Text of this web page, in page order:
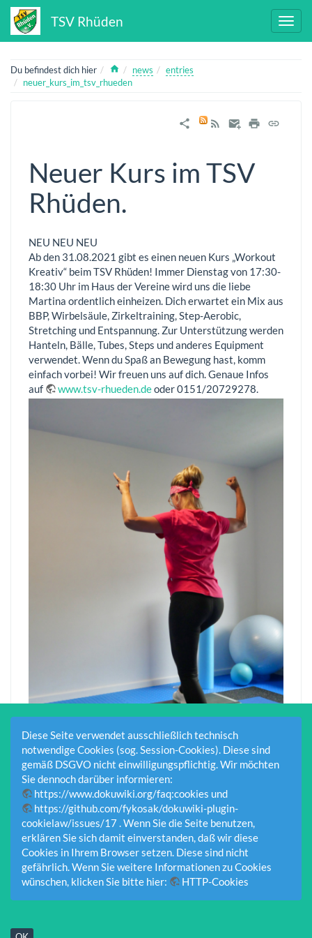
TSV Rhüden
Du befindest dich hier Homenews
entries
neuer_kurs_im_tsv_rhueden
Neuer Kurs im TSV
Rhüden.
NEU NEU NEU
Ab den 31.08.2021 gibt es einen neuen Kurs „Workout
Kreativ“ beim TSV Rhüden! Immer Dienstag von 17:30-
18:30 Uhr im Haus der Vereine wird uns die liebe
Martina ordentlich einheizen. Dich erwartet ein Mix aus
BBP, Wirbelsäule, Zirkeltraining, Step-Aerobic,
Stretching und Entspannung. Zur Unterstützung werden
Hanteln, Bälle, Tubes, Steps und anderes Equipment
verwendet. Wenn du Spaß an Bewegung hast, komm
einfach vorbei! Wir freuen uns auf dich. Genaue Infos
auf
www.tsv-rhueden.deoder 0151/20729278.
Impressum-Datenschutzerklärung- Nachrichtenarchiv
Diese Seite verwendet ausschließlich technisch
notwendige Cookies (sog. Session-Cookies). Diese sind
gemäß DSGVO nicht einwilligungspflichtig. Wir möchten
Sie dennoch darüber informieren:
https://www.dokuwiki.org/faq:cookies und
https://github.com/fykosak/dokuwiki-plugin-
cookielaw/issues/17 . Wenn Sie die Seite benutzen,
erklären Sie sich damit einverstanden, daß wir diese
Cookies in Ihrem Browser setzen. Diese sind nicht
gefährlich. Wenn Sie weitere Informationen zu Cookies
wünschen, klicken Sie bitte hier:
HTTP-Cookies